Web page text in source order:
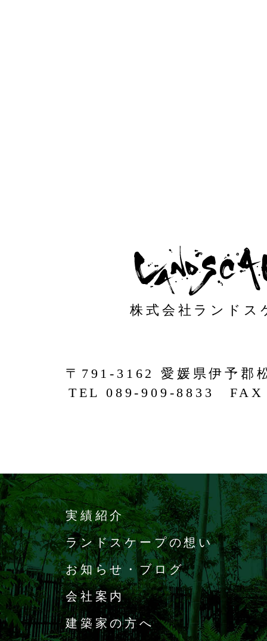
〒791-3162 愛媛県伊予郡
TEL 089-909-8833 FAX
株式会社ランドス
実績紹介
ランドスケープの想い
お知らせ・ブログ
会社案内
建築家の方へ